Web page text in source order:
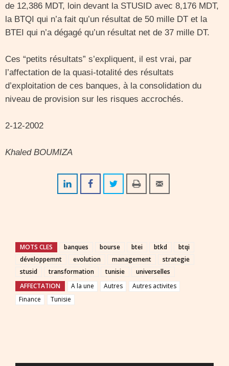
de 12,386 MDT, loin devant la STUSID avec 8,176 MDT,
la BTQI qui n’a fait qu’un résultat de 50 mille DT et la
BTEI qui n’a dégagé qu’un résultat net de 37 mille DT.
Ces “petits résultats” s’expliquent, il est vrai, par
l’affectation de la quasi-totalité des résultats
d’exploitation de ces banques, à la consolidation du
niveau de provision sur les risques accrochés.
2-12-2002
Khaled BOUMIZA
MOTS CLES banques bourse btei btkd
btqi
développemnt
evolution management
strategie
stusid
transformation tunisie
universelles
AFFECTATION
A la une Autres
Autres activites
Finance
Tunisie